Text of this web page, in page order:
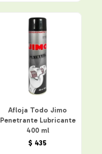
Afloja Todo Jimo
Penetrante Lubricante
400 ml
$ 435